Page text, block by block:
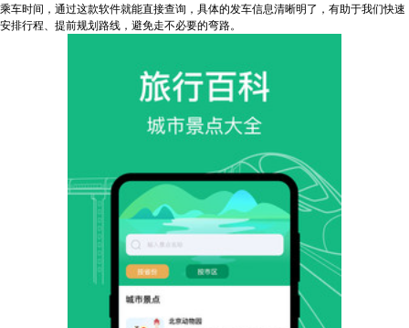
乘车时间，通过这款软件就能直接查询，具体的发车信息清晰明了，有助于我们快速
安排行程、提前规划路线，避免走不必要的弯路。